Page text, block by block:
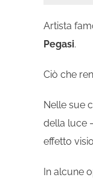
Artista
Pegasi.
Ciò che
Nelle sue
della luce
effetto
In alcune